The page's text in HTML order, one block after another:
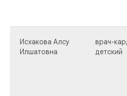
Исхакова Алсу
Илшатовна
врач-
детский